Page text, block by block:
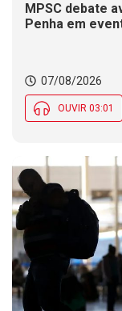
MPSC debate
Penha em
07/08/2026
OUVIR 03:01